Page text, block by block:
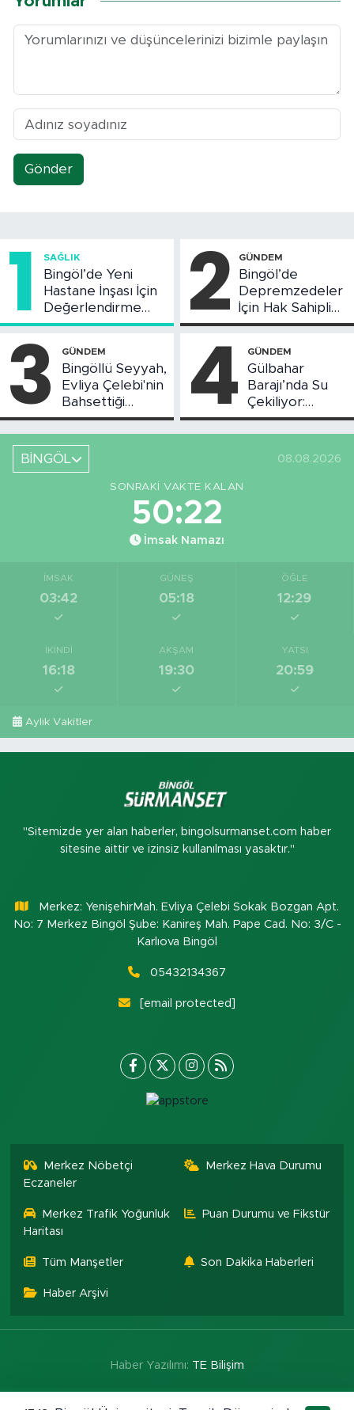
Gönder
1 SAĞLIK
Bingöl’de Yeni
Hastane İnşası İçin
Değerlendirme
Toplantısı Yapıldı
2 GÜNDEM
Bingöl’de
Depremzedeler
İçin Hak Sahipliği
Askı Süreci
3 GÜNDEM
Bingöllü Seyyah,
Evliya Çelebi'nin
Bahsettiği
Bingöl'deki O
Yeri Görüntüledi
4 GÜNDEM
Gülbahar
Barajı’nda Su
Çekiliyor:
Piknikçi Sayısı
Azaldı
BİNGÖL
08.08.2026
SONRAKI VAKTE KALAN
50:21
İmsak Namazı
İMSAK
03:42
GÜNEŞ
05:18
ÖĞLE
12:29
İKINDI
16:18
AKŞAM
19:30
YATSI
20:59
Aylık Vakitler
"Sitemizde yer alan haberler, bingolsurmanset.com haber
sitesine aittir ve izinsiz kullanılması yasaktır."
Merkez: YenişehirMah. Evliya Çelebi Sokak Bozgan Apt.
No: 7 Merkez Bingöl Şube: Kanireş Mah. Pape Cad. No: 3/C -
Karlıova Bingöl
05432134367
[email protected]
Merkez Nöbetçi
Eczaneler
Merkez Hava Durumu
Merkez Trafik Yoğunluk
Haritası
Puan Durumu ve Fikstür
Tüm Manşetler Son Dakika Haberleri
Haber Arşivi
Haber Yazılımı: TE Bilişim